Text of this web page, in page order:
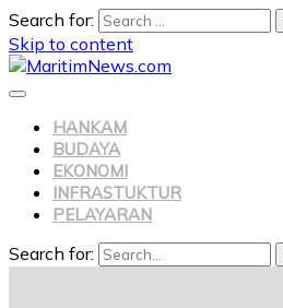
Search for:
Skip to content
HANKAM
BUDAYA
EKONOMI
INFRASTUKTUR
PELAYARAN
Search for: